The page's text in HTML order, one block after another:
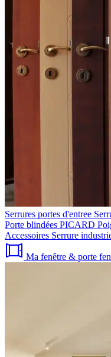
Serrures portes d'entree
Porte blindées PICARD
Accessoires Serrure
Ma fenêtre & porte